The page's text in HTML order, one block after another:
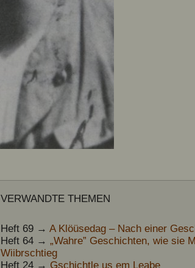
VERWANDTE THEMEN
Heft 69 → A Klöüsedag – Nach einer
Heft 64 → „Wahre” Geschichten, wie sie
Wiibrschtieg
Heft 24 → Gschichtle us em Leabe